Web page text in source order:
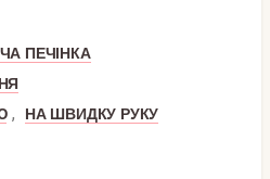
ПЕЧІНКА
,
НА ШВИДКУ РУКУ